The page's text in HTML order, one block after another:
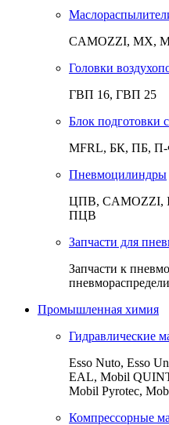
CAMOZZI, МХ,
Головки
ГВП 16, ГВП 25
Блок подготовки
MFRL, БК, ПБ,
Пневмоцилиндры
ЦПВ, CAMOZZI,
ПЦВ
Запчасти для
Запчасти к
Промышленная химия
Гидравлические
Esso Nuto, Esso
EAL, Mobil
Mobil Pyrotec,
Компрессорные